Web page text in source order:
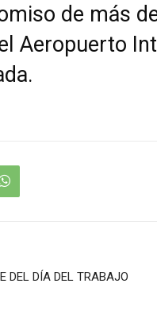
de más
Aeropuerto
DEL DÍA DEL TRABAJO